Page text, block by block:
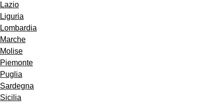
Lazio
Liguria
Lombardia
Marche
Molise
Piemonte
Puglia
Sardegna
Sicilia